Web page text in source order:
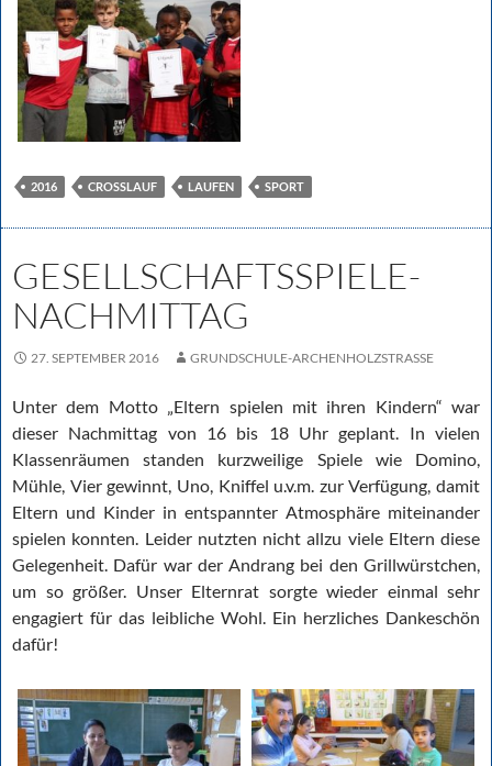
2016 CROSSLAUF LAUFEN SPORT
GESELLSCHAFTSSPIELE-
NACHMITTAG
27. SEPTEMBER 2016 GRUNDSCHULE-ARCHENHOLZSTRASSE
Unter dem Motto „Eltern spielen mit ihren Kindern“ war
dieser Nachmittag von 16 bis 18 Uhr geplant. In vielen
Klassenräumen standen kurzweilige Spiele wie Domino,
Mühle, Vier gewinnt, Uno, Kniffel u.v.m. zur Verfügung, damit
Eltern und Kinder in entspannter Atmosphäre miteinander
spielen konnten. Leider nutzten nicht allzu viele Eltern diese
Gelegenheit. Dafür war der Andrang bei den Grillwürstchen,
um so größer. Unser Elternrat sorgte wieder einmal sehr
engagiert für das leibliche Wohl. Ein herzliches Dankeschön
dafür!